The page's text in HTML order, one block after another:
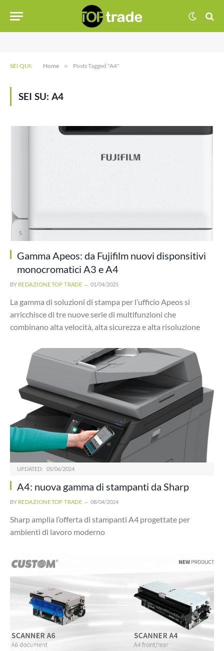
SEI QUI: Home » Posts Tagged "A4"
SEI SU: A4
Gamma Apeos: da Fujifilm nuovi disponsitivi
monocromatici A3 e A4
BY REDAZIONE TOP TRADE 01/04/2025
La gamma di soluzioni di stampa per l’ufficio Apeos si
arricchisce di tre nuove serie di multifunzioni che
combinano alta velocità, alta sicurezza e alta risoluzione
UPDATED: 05/06/2024
A4: nuova gamma di stampanti da Sharp
BY REDAZIONE TOP TRADE 08/04/2024
Sharp amplia l’offerta di stampanti A4 progettate per
ambienti di lavoro moderno